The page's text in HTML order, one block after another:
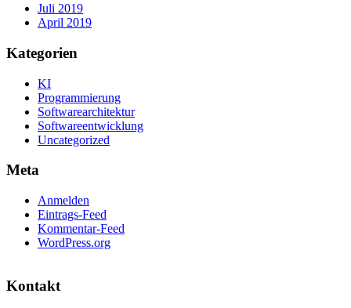
Juli 2019
April 2019
Kategorien
KI
Programmierung
Softwarearchitektur
Softwareentwicklung
Uncategorized
Meta
Anmelden
Eintrags-Feed
Kommentar-Feed
WordPress.org
Kontakt